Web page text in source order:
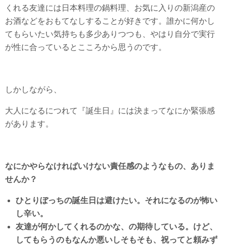
くれる友達には日本料理の鍋料理、お気に入りの新潟産の
お酒などをおもてなしすることが好きです。誰かに何かし
てもらいたい気持ちも多少ありつつも、やはり自分で実行
が性に合っているとこころから思うのです。
しかしながら、
大人になるにつれて『誕生日』には決まってなにか緊張感
があります。
なにかやらなければいけない責任感のようなもの、ありま
せんか？
ひとりぼっちの誕生日は避けたい。それになるのが怖い
し辛い。
友達が何かしてくれるのかな、の期待している。けど、
してもらうのもなんか悪いしそもそも、祝ってと頼みず